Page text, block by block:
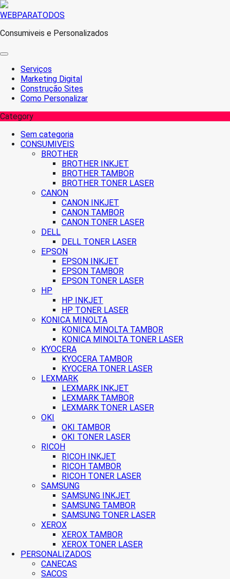
Skip
content
WEBPARATODOS
Consumiveis e Personalizados
Serviços
Marketing Digital
Construção Sites
Como Personalizar
Category
Sem categoria
CONSUMIVEIS
BROTHER
BROTHER INKJET
BROTHER TAMBOR
BROTHER TONER LASER
CANON
CANON INKJET
CANON TAMBOR
CANON TONER LASER
DELL
DELL TONER LASER
EPSON
EPSON INKJET
EPSON TAMBOR
EPSON TONER LASER
HP
HP INKJET
HP TONER LASER
KONICA MINOLTA
KONICA MINOLTA TAMBOR
KONICA MINOLTA TONER LASER
KYOCERA
KYOCERA TAMBOR
KYOCERA TONER LASER
LEXMARK
LEXMARK INKJET
LEXMARK TAMBOR
LEXMARK TONER LASER
OKI
OKI TAMBOR
OKI TONER LASER
RICOH
RICOH INKJET
RICOH TAMBOR
RICOH TONER LASER
SAMSUNG
SAMSUNG INKJET
SAMSUNG TAMBOR
SAMSUNG TONER LASER
XEROX
XEROX TAMBOR
XEROX TONER LASER
PERSONALIZADOS
CANECAS
SACOS